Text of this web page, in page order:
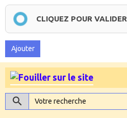
CLIQUEZ POUR VALIDER
Ajouter